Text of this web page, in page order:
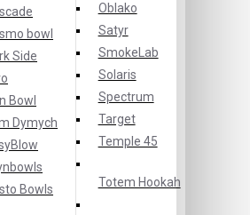
bowl
Side
Bowl
Dymych
Bowls
Oblako
Satyr
SmokeLab
Solaris
Spectrum
Target
Temple 45
Totem Hookah